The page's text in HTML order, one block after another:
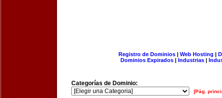
Registro de Dominios| Web Hosting |
Dominios Expirados | Industrias |
Categorías de Dominio:
[Pág.